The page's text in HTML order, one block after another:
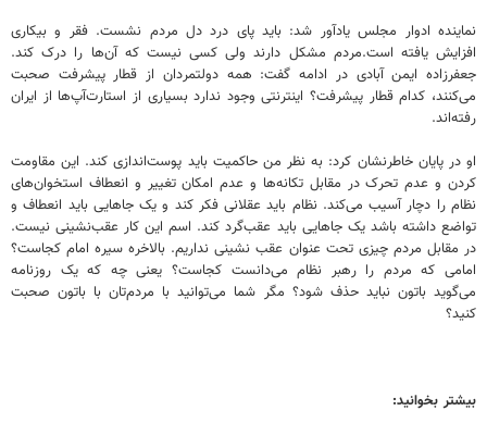
نماینده ادوار مجلس یادآور شد: باید پای درد دل مردم نشست. فقر و بیکاری
افزایش یافته است.مردم مشکل دارند ولی کسی نیست که آن‌ها را درک کند.
جعفرزاده ایمن آبادی در ادامه گفت: همه دولتمردان از قطار پیشرفت صحبت
می‌کنند، کدام قطار پیشرفت؟ اینترنتی وجود ندارد بسیاری از استارت‌آپ‌ها از ایران
رفته‌اند.
او در پایان خاطرنشان کرد: به نظر من حاکمیت باید پوست‌اندازی کند. این مقاومت‌
کردن و عدم‌ تحرک در مقابل تکانه‌ها و عدم‌ امکان تغییر و انعطاف استخوان‌های
نظام را دچار آسیب می‌کند. نظام باید عقلانی فکر کند و یک جاهایی باید انعطاف و
تواضع داشته باشد یک جاهایی باید عقب‌گرد کند. اسم این کار عقب‌نشینی نیست.
در مقابل مردم چیزی تحت عنوان عقب‌ نشینی نداریم. بالاخره سیره امام کجاست؟
امامی که مردم را رهبر نظام می‌دانست کجاست؟ یعنی چه که یک روزنامه
می‌گوید باتون نباید حذف شود؟ مگر شما می‌توانید با مردم‌تان با باتون صحبت
کنید؟
بیشتر بخوانید: